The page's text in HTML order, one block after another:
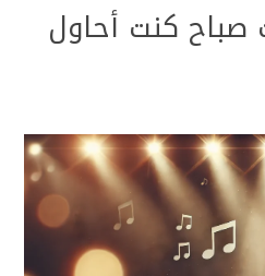
صباح كنت أحاول